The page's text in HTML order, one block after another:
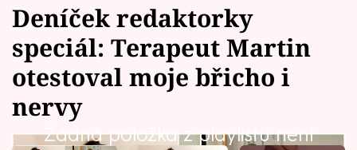
Celebrity
Vztahy
Seriály
Horoskopy
Deníček redaktorky
speciál: Terapeut Martin
otestoval moje břicho i
nervy
Žádná položka z playlistu není